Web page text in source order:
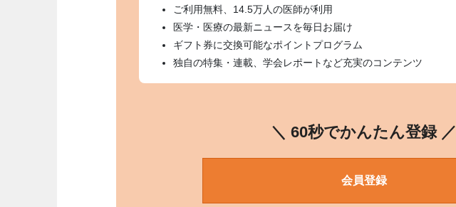
ご利用無料、14.5万人の医師が利用
医学・医療の最新ニュースを毎日お届け
ギフト券に交換可能なポイントプログラム
独自の特集・連載、学会レポートなど充実のコンテンツ
＼ 60秒でかんたん登録 ／
会員登録